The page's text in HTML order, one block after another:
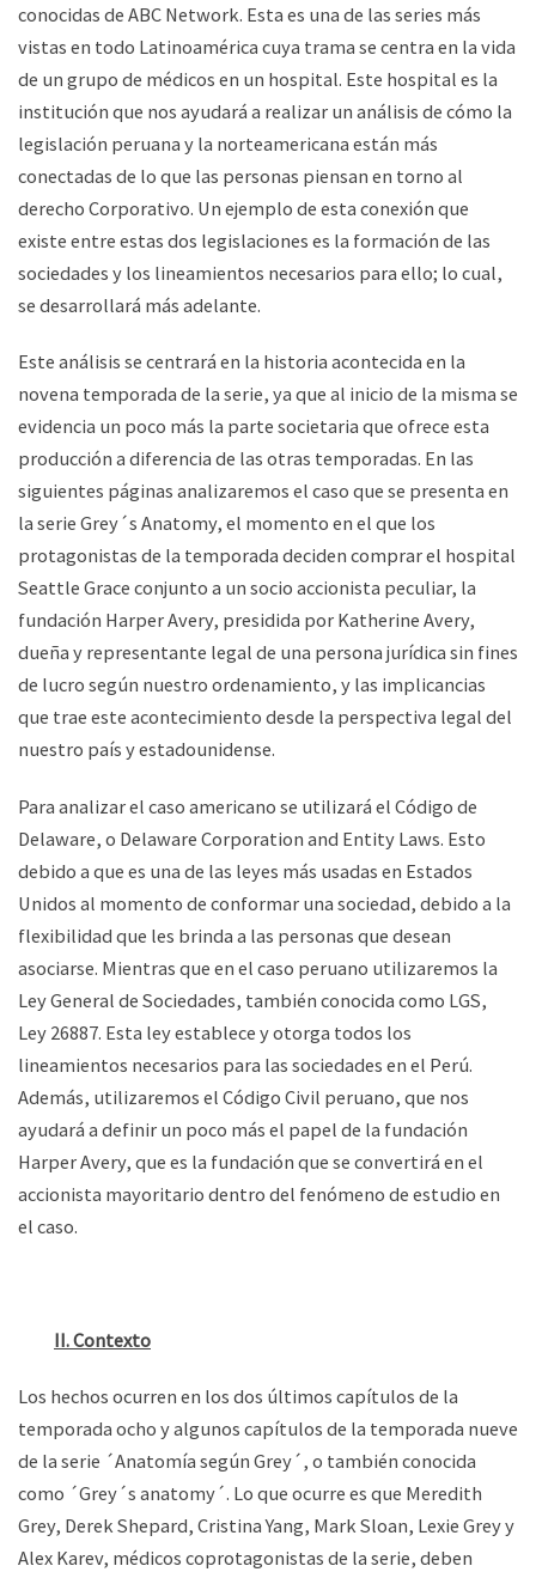
conocidas de ABC Network. Esta es una de las series más
vistas en todo Latinoamérica cuya trama se centra en la vida
de un grupo de médicos en un hospital. Este hospital es la
institución que nos ayudará a realizar un análisis de cómo la
legislación peruana y la norteamericana están más
conectadas de lo que las personas piensan en torno al
derecho Corporativo. Un ejemplo de esta conexión que
existe entre estas dos legislaciones es la formación de las
sociedades y los lineamientos necesarios para ello; lo cual,
se desarrollará más adelante.
Este análisis se centrará en la historia acontecida en la
novena temporada de la serie, ya que al inicio de la misma se
evidencia un poco más la parte societaria que ofrece esta
producción a diferencia de las otras temporadas. En las
siguientes páginas analizaremos el caso que se presenta en
la serie Grey´s Anatomy, el momento en el que los
protagonistas de la temporada deciden comprar el hospital
Seattle Grace conjunto a un socio accionista peculiar, la
fundación Harper Avery, presidida por Katherine Avery,
dueña y representante legal de una persona jurídica sin fines
de lucro según nuestro ordenamiento, y las implicancias
que trae este acontecimiento desde la perspectiva legal del
nuestro país y estadounidense.
Para analizar el caso americano se utilizará el Código de
Delaware, o Delaware Corporation and Entity Laws. Esto
debido a que es una de las leyes más usadas en Estados
Unidos al momento de conformar una sociedad, debido a la
flexibilidad que les brinda a las personas que desean
asociarse. Mientras que en el caso peruano utilizaremos la
Ley General de Sociedades, también conocida como LGS,
Ley 26887. Esta ley establece y otorga todos los
lineamientos necesarios para las sociedades en el Perú.
Además, utilizaremos el Código Civil peruano, que nos
ayudará a definir un poco más el papel de la fundación
Harper Avery, que es la fundación que se convertirá en el
accionista mayoritario dentro del fenómeno de estudio en
el caso.
II. Contexto
Los hechos ocurren en los dos últimos capítulos de la
temporada ocho y algunos capítulos de la temporada nueve
de la serie ´Anatomía según Grey´, o también conocida
como ´Grey´s anatomy´. Lo que ocurre es que Meredith
Grey, Derek Shepard, Cristina Yang, Mark Sloan, Lexie Grey y
Alex Karev, médicos coprotagonistas de la serie, deben